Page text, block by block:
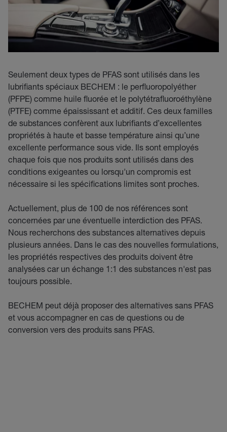
Seulement deux types de PFAS sont utilisés dans les
lubrifiants spéciaux BECHEM : le perfluoropolyéther
(PFPE) comme huile fluorée et le polytétrafluoroéthylène
(PTFE) comme épaississant et additif. Ces deux familles
de substances confèrent aux lubrifiants d’excellentes
propriétés à haute et basse température ainsi qu’une
excellente performance sous vide. Ils sont employés
chaque fois que nos produits sont utilisés dans des
conditions exigeantes ou lorsqu'un compromis est
nécessaire si les spécifications limites sont proches.
Actuellement, plus de 100 de nos références sont
concernées par une éventuelle interdiction des PFAS.
Nous recherchons des substances alternatives depuis
plusieurs années. Dans le cas des nouvelles formulations,
les propriétés respectives des produits doivent être
analysées car un échange 1:1 des substances n'est pas
toujours possible.
BECHEM peut déjà proposer des alternatives sans PFAS
et vous accompagner en cas de questions ou de
conversion vers des produits sans PFAS.